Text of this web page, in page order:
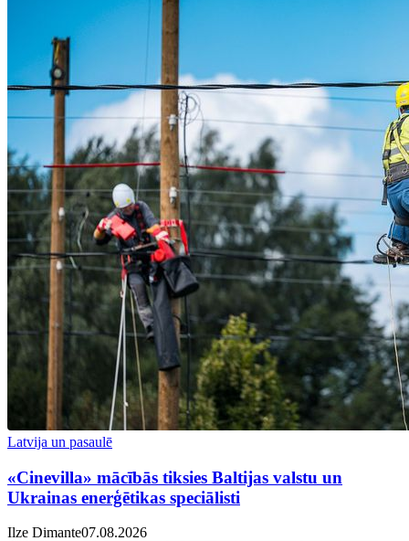
Latvija un pasaulē
«Cinevilla» mācībās tiksies Baltijas valstu un
Ukrainas enerģētikas speciālisti
Ilze Dimante07.08.2026